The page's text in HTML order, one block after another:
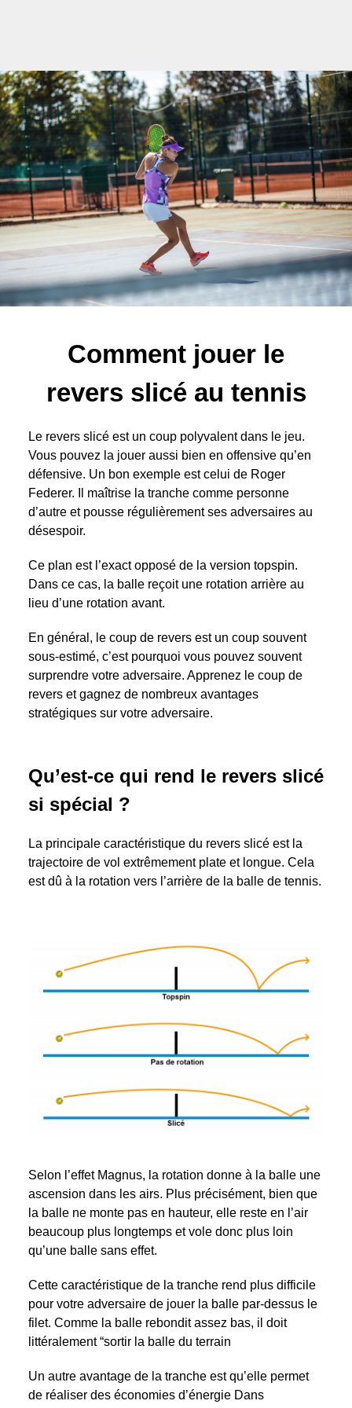
Comment jouer le
revers slicé au tennis
Le revers slicé est un coup polyvalent dans le jeu.
Vous pouvez la jouer aussi bien en offensive qu’en
défensive. Un bon exemple est celui de Roger
Federer. Il maîtrise la tranche comme personne
d’autre et pousse régulièrement ses adversaires au
désespoir.
Ce plan est l’exact opposé de la version topspin.
Dans ce cas, la balle reçoit une rotation arrière au
lieu d’une rotation avant.
En général, le coup de revers est un coup souvent
sous-estimé, c’est pourquoi vous pouvez souvent
surprendre votre adversaire. Apprenez le coup de
revers et gagnez de nombreux avantages
stratégiques sur votre adversaire.
Qu’est-ce qui rend le revers slicé
si spécial ?
La principale caractéristique du revers slicé est la
trajectoire de vol extrêmement plate et longue. Cela
est dû à la rotation vers l’arrière de la balle de tennis.
Selon l’effet Magnus, la rotation donne à la balle une
ascension dans les airs. Plus précisément, bien que
la balle ne monte pas en hauteur, elle reste en l’air
beaucoup plus longtemps et vole donc plus loin
qu’une balle sans effet.
Cette caractéristique de la tranche rend plus difficile
pour votre adversaire de jouer la balle par-dessus le
filet. Comme la balle rebondit assez bas, il doit
littéralement “sortir la balle du terrain
Un autre avantage de la tranche est qu’elle permet
de réaliser des économies d’énergie Dans